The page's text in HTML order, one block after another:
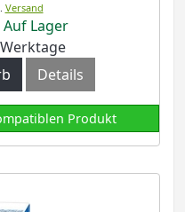
Versand
Auf Lager
Details
Produkt